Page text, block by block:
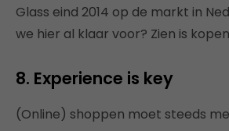
Glass eind 2014 op de markt in
we hier al klaar voor? Zien is
8. Experience is key
(Online) shoppen moet steeds